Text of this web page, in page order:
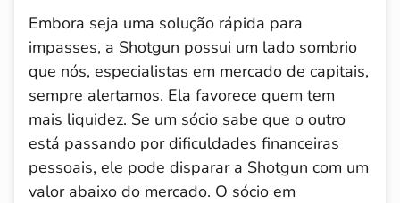
Embora seja uma solução rápida para
impasses, a Shotgun possui um lado sombrio
que nós, especialistas em mercado de capitais,
sempre alertamos. Ela favorece quem tem
mais liquidez. Se um sócio sabe que o outro
está passando por dificuldades financeiras
pessoais, ele pode disparar a Shotgun com um
valor abaixo do mercado. O sócio em